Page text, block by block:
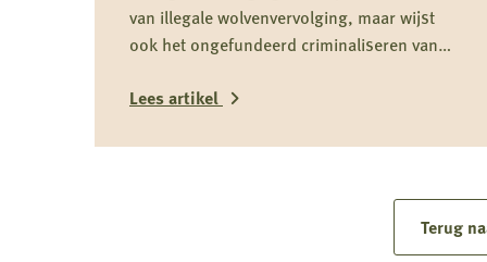
van illegale wolvenvervolging, maar wijst
ook het ongefundeerd criminaliseren van
Lees artikel
Terug